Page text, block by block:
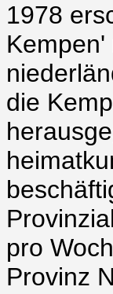
1978
die
pro
Provinz